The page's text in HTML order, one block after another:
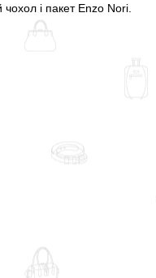
і пакет Enzo Nori.